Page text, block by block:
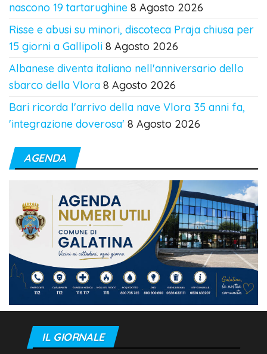
nascono 19 tartarughine 8 Agosto 2026
Risse e abusi su minori, discoteca Praja chiusa per
15 giorni a Gallipoli 8 Agosto 2026
Albanese diventa italiano nell'anniversario dello
sbarco della Vlora 8 Agosto 2026
Bari ricorda l'arrivo della nave Vlora 35 anni fa,
'integrazione doverosa' 8 Agosto 2026
AGENDA
IL GIORNALE